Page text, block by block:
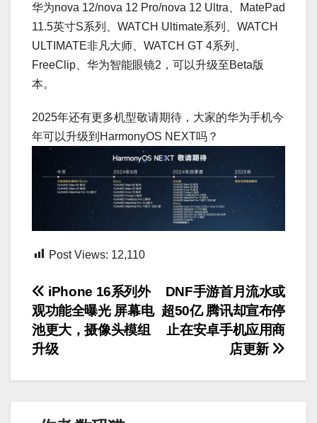
华为nova 12/nova 12 Pro/nova 12 Ultra、MatePad
11.5英寸S系列、WATCH Ultimate系列、WATCH
ULTIMATE非凡大师、WATCH GT 4系列、
FreeClip、华为智能眼镜2，可以升级至Beta版
本。
2025年还有更多机型敬请期待，大家的华为手机今
年可以升级到HarmonyOS NEXT吗？
Post Views: 12,110
文
章
导
航
DNF手游首月流水或
超50亿 腾讯却宣布停
止在安卓手机应用商
店更新
iPhone 16系列外
观功能全曝光 屏幕电
池更大，摄像头模组
升级